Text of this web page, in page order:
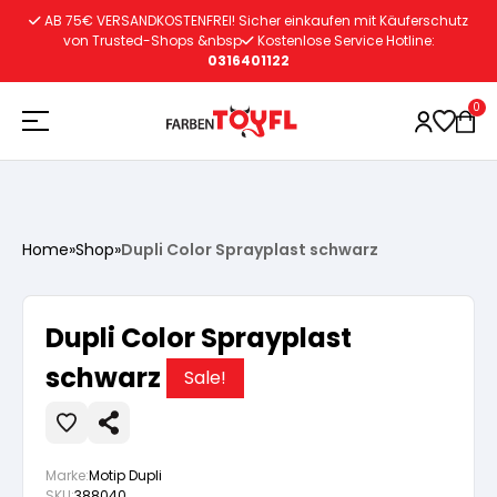
Vorbereitung
Wasserlösliche Grundierung
Lacke
Vorbereitung
Autoreparatur
Vorbereitung
Innenfarben
AB 75€ VERSANDKOSTENFREI! Sicher einkaufen mit Käuferschutz
von Trusted-Shops &nbsp
Kostenlose Service Hotline:
0316401122
0
Home»Shop»Dupli Color Sprayplast schwarz
Dupli Color Sprayplast
schwarz
Sale!
Marke:Motip Dupli